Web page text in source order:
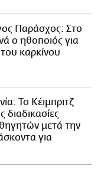
Παράσχος: Στο
ο ηθοποιός για
καρκίνου
Το Κέιμπριτζ
διαδικασίες
μετά την
για